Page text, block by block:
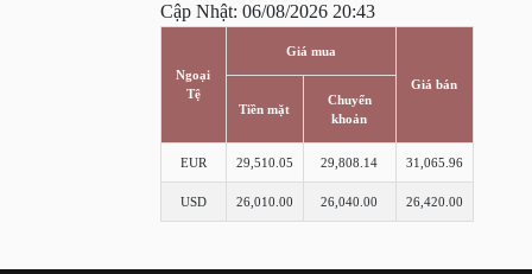
Cập Nhật: 06/08/2026 20:43
Ngoại
Tệ
Giá mua
Giá bán
Tiền mặt
Chuyển
khoản
EUR 29,510.05 29,808.14 31,065.96
USD 26,010.00 26,040.00 26,420.00